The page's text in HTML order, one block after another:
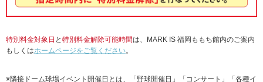
特別料金対象日 と 特別料金解除可能時間は、MARK IS 福岡ももち館内のご案内
もしくはホームページをご覧ください。
※隣接ドーム球場イベント開催日とは、「野球開催日」「コンサート」「各種イ